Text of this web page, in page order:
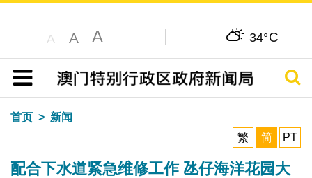
A A A 34°C
目录
搜寻
首页
新闻
繁
简 PT
配合下水道紧急维修工作 氹仔海洋花园大